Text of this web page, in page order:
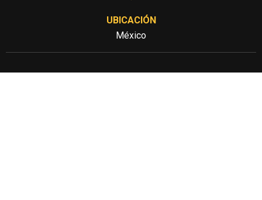
UBICACIÓN
México